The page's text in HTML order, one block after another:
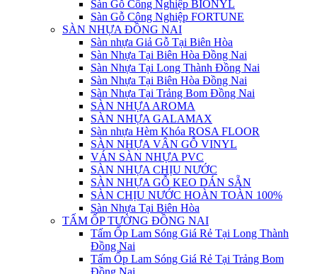
Sàn Gỗ Công Nghiệp BIONYL
Sàn Gỗ Công Nghiệp FORTUNE
SÀN NHỰA ĐỒNG NAI
Sàn nhựa Giả Gỗ Tại Biên Hòa
Sàn Nhựa Tại Biên Hòa Đồng Nai
Sàn Nhựa Tại Long Thành Đồng Nai
Sàn Nhựa Tại Biên Hòa Đồng Nai
Sàn Nhựa Tại Trảng Bom Đồng Nai
SÀN NHỰA AROMA
SÀN NHỰA GALAMAX
Sàn nhựa Hèm Khóa ROSA FLOOR
SÀN NHỰA VÂN GỖ VINYL
VÁN SÀN NHỰA PVC
SÀN NHỰA CHỊU NƯỚC
SÀN NHỰA GỖ KEO DÁN SẴN
SÀN CHỊU NƯỚC HOÀN TOÀN 100%
Sàn Nhựa Tại Biên Hòa
TẤM ỐP TƯỜNG ĐỒNG NAI
Tấm Ốp Lam Sóng Giá Rẻ Tại Long Thành
Đồng Nai
Tấm Ốp Lam Sóng Giá Rẻ Tại Trảng Bom
Đồng Nai